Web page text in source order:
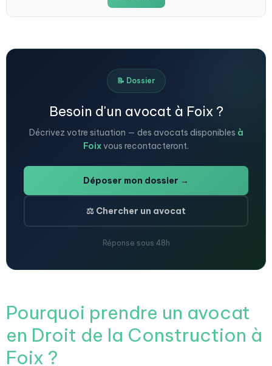
📝 Dossier
Besoin d'un avocat à Foix ?
Décrivez votre situation — des avocats disponibles à
Foixvous recontacteront.
Déposer mon dossier →
⚖️ Chercher un avocat
Réponse sous 48h
Pourquoi prendre un avocat
en Droit de la Construction à
Foix ?